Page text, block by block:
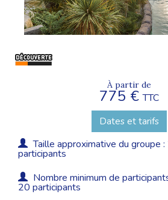
À partir de
775 €TTC
Dates et tarifs
Taille approximative du groupe
participants
Nombre minimum de
20 participants